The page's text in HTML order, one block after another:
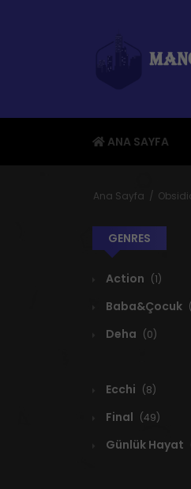
ANA SAYFA
Ana Sayfa
GENRES
Action (1)
Baba&Çocuk
Deha (0)
Ecchi (8)
Final (49)
Günlük Hayat